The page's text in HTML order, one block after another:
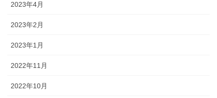
2023年4月
2023年2月
2023年1月
2022年11月
2022年10月